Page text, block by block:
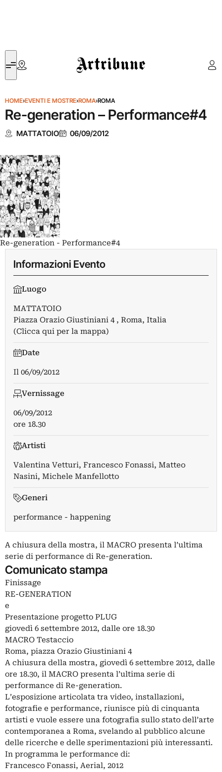
Artribune
HOME›EVENTI E MOSTRE›ROMA›ROMA
Re-generation – Performance#4
MATTATOIO 06/09/2012
Re-generation - Performance#4
Informazioni Evento
Luogo
MATTATOIO
Piazza Orazio Giustiniani 4 , Roma, Italia
(Clicca qui per la mappa)
Date
Il 06/09/2012
Vernissage
06/09/2012
ore 18.30
Artisti
Valentina Vetturi, Francesco Fonassi, Matteo
Nasini, Michele Manfellotto
Generi
performance - happening
A chiusura della mostra, il MACRO presenta l’ultima
serie di performance di Re-generation.
Comunicato stampa
Finissage
RE-GENERATION
e
Presentazione progetto PLUG
giovedì 6 settembre 2012, dalle ore 18.30
MACRO Testaccio
Roma, piazza Orazio Giustiniani 4
A chiusura della mostra, giovedì 6 settembre 2012, dalle
ore 18.30, il MACRO presenta l’ultima serie di
performance di Re-generation.
L’esposizione articolata tra video, installazioni,
fotografie e performance, riunisce più di cinquanta
artisti e vuole essere una fotografia sullo stato dell’arte
contemporanea a Roma, svelando al pubblico alcune
delle ricerche e delle sperimentazioni più interessanti.
In programma le performance di:
Francesco Fonassi, Aerial, 2012